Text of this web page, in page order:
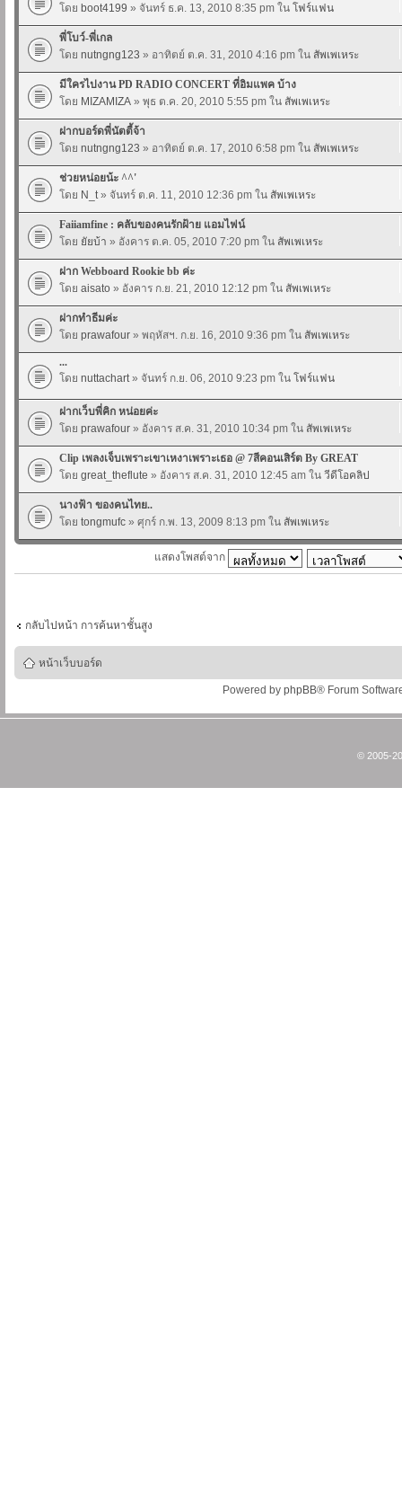
โดย boot4199 » จันทร์ ธ.ค. 13, 2010 8:35 pm ใน โฟร์แฟน
พี่โบว์-พี่เกล
โดย nutngng123 » อาทิตย์ ต.ค. 31, 2010 4:16 pm ใน สัพเพเหระ
มีใครไปงาน PD RADIO CONCERT ที่อิมแพค บ้าง
โดย MIZAMIZA » พุธ ต.ค. 20, 2010 5:55 pm ใน สัพเพเหระ
ฝากบอร์ดพี่นัตตี้จ้า
โดย nutngng123 » อาทิตย์ ต.ค. 17, 2010 6:58 pm ใน สัพเพเหระ
ช่วยหน่อยน้ะ ^^'
โดย N_t» จันทร์ ต.ค. 11, 2010 12:36 pm ใน สัพเพเหระ
Faiiamfine : คลับของคนรักฝ้าย แอมไฟน์
โดย ยัยบ้า » อังคาร ต.ค. 05, 2010 7:20 pm ใน สัพเพเหระ
ฝาก Webboard Rookie bb ค่ะ
โดย aisato » อังคาร ก.ย. 21, 2010 12:12 pm ใน สัพเพเหระ
ฝากทำธีมค่ะ
โดย prawafour » พฤหัสฯ. ก.ย. 16, 2010 9:36 pm ใน สัพเพเหระ
...
โดย nuttachart» จันทร์ ก.ย. 06, 2010 9:23 pm ใน โฟร์แฟน
ฝากเว็บพี่คิก หน่อยค่ะ
โดย prawafour » อังคาร ส.ค. 31, 2010 10:34 pm ใน สัพเพเหระ
Clip เพลงเจ็บเพราะเขาเหงาเพราะเธอ @ 7สีคอนเสิร์ต By GREAT
โดย great_theflute » อังคาร ส.ค. 31, 2010 12:45 am ใน วีดีโอคลิป
นางฟ้า ของคนไทย..
โดย tongmufc » ศุกร์ ก.พ. 13, 2009 8:13 pm ใน สัพเพเหระ
แสดงโพสต์จาก
กลับไปหน้า การค้นหาชั้นสูง
หน้าเว็บบอร์ด
Powered by phpBB® Forum
© 2005-